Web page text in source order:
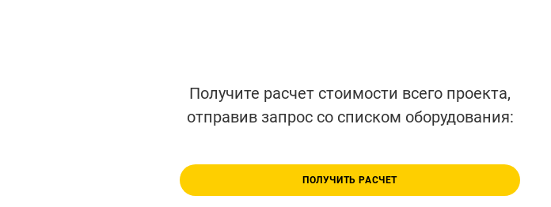
Получите расчет стоимости всего проекта,
отправив запрос со списком оборудования:
ПОЛУЧИТЬ РАСЧЕТ